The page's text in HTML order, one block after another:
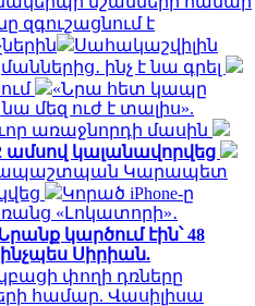
զգուշացնում է
Սահակաշվիլին
ինչ է նա գրել
«Նրա հետ կապը
մեզ ուժ է տալիս».
առաջնորդի մասին
ամսով կալանավորվեց
Կարապետ
Կորած iPhone-ը
«Լոկատորի»․
կարծում էին՝ 48
Սիրիան.
փողի դռները
համար. Վասիլիսա